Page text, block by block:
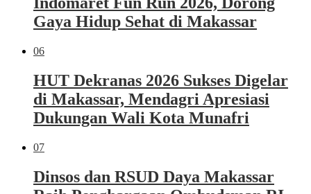
Gaya Hidup Sehat di Makassar
06
HUT Dekranas 2026 Sukses Digelar
di Makassar, Mendagri Apresiasi
Dukungan Wali Kota Munafri
07
Dinsos dan RSUD Daya Makassar